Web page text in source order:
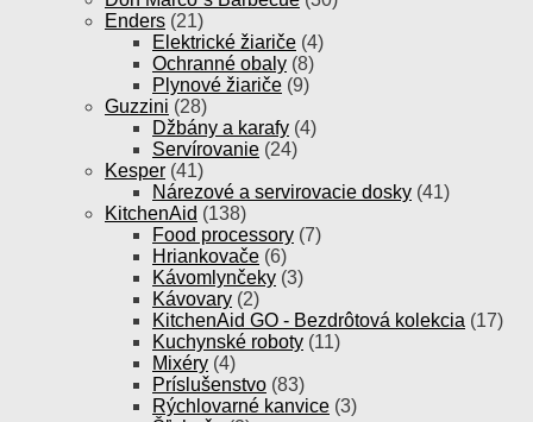
Enders (21)
Elektrické žiariče (4)
Ochranné obaly (8)
Plynové žiariče (9)
Guzzini (28)
Džbány a karafy (4)
Servírovanie (24)
Kesper (41)
Nárezové a servirovacie dosky (41)
KitchenAid (138)
Food processory (7)
Hriankovače (6)
Kávomlynčeky (3)
Kávovary (2)
KitchenAid GO - Bezdrôtová kolekcia (17)
Kuchynské roboty (11)
Mixéry (4)
Príslušenstvo (83)
Rýchlovarné kanvice (3)